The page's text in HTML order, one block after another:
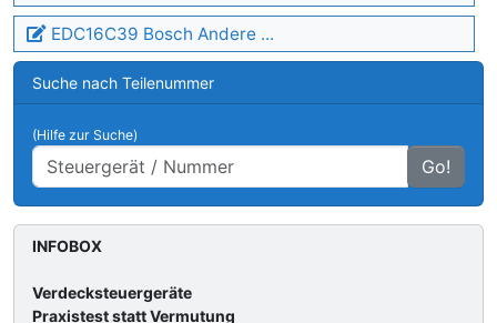
EDC16C39 Bosch Andere ...
Suche nach Teilenummer
(Hilfe zur Suche)
Go!
INFOBOX
Verdecksteuergeräte
Praxistest statt Vermutung